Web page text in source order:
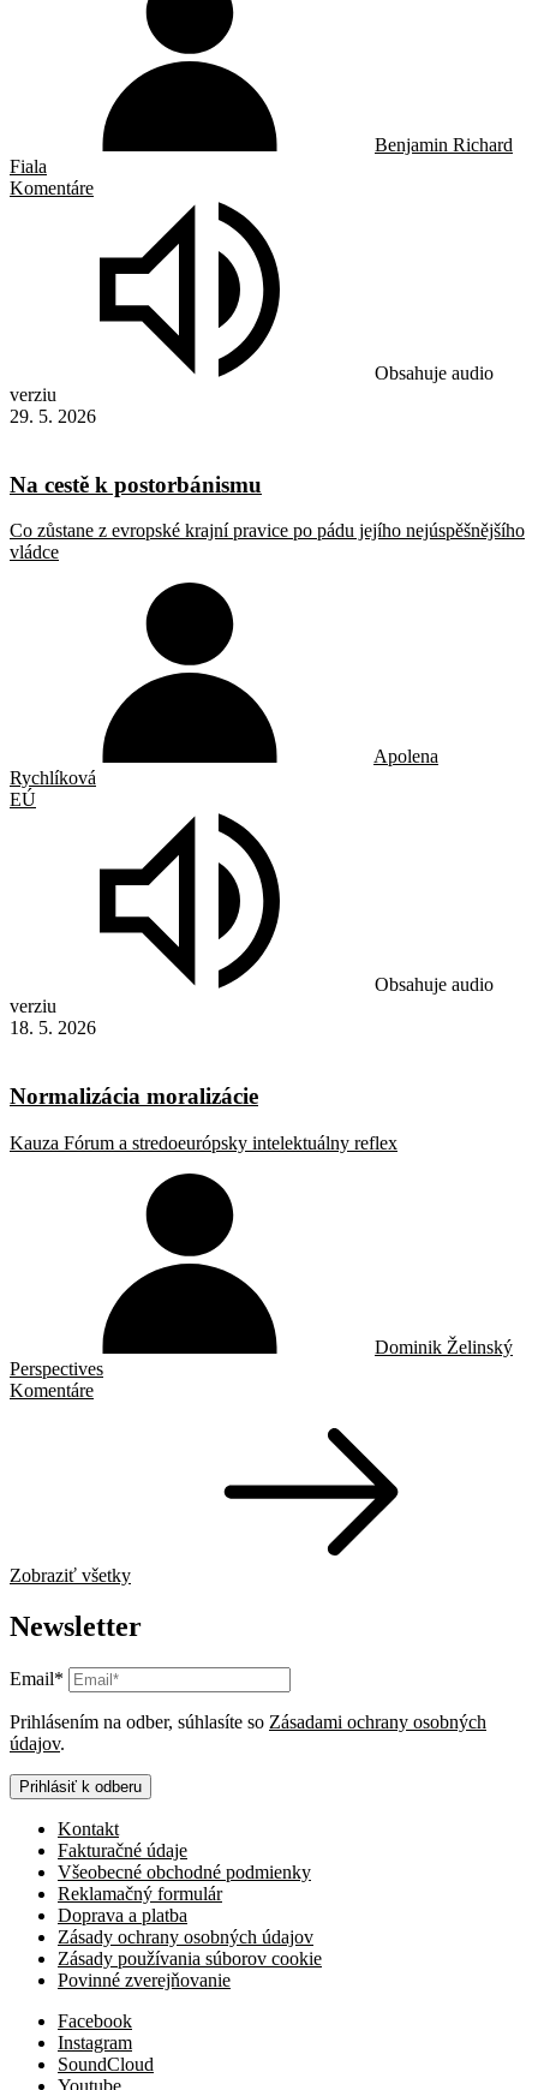
Benjamin Richard
Fiala
Komentáre
Obsahuje audio
verziu
29. 5. 2026
Na cestě k postorbánismu
Co zůstane z evropské krajní pravice po pádu jejího nejúspěšnějšího
vládce
Apolena
Rychlíková
EÚ
Obsahuje audio
verziu
18. 5. 2026
Normalizácia moralizácie
Kauza Fórum a stredoeurópsky intelektuálny reflex
Dominik Želinský
Perspectives
Komentáre
Zobraziť všetky
Newsletter
Email*
Prihlásením na odber, súhlasíte so Zásadami ochrany osobných
údajov.
Prihlásiť k odberu
Kontakt
Fakturačné údaje
Všeobecné obchodné podmienky
Reklamačný formulár
Doprava a platba
Zásady ochrany osobných údajov
Zásady používania súborov cookie
Povinné zverejňovanie
Facebook
Instagram
SoundCloud
Youtube